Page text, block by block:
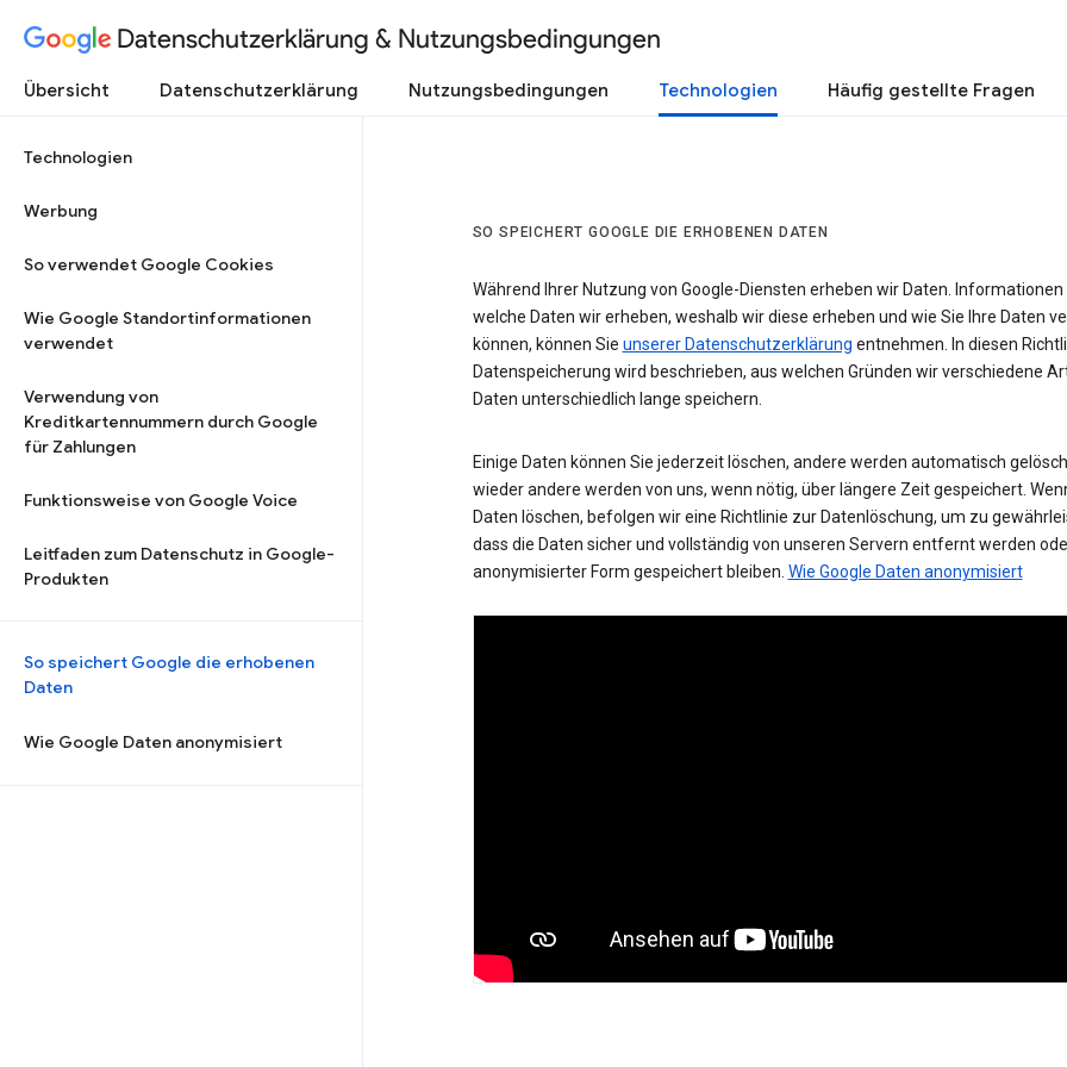
Datenschutzerklärung & Nutzungsbedingungen
Übersicht Datenschutzerklärung Nutzungsbedingungen Technologien Häufig gestellte Fragen
Technologien
Werbung
So verwendet Google Cookies
Wie Google Standortinformationen
verwendet
Verwendung von
Kreditkartennummern durch Google
für Zahlungen
Funktionsweise von Google Voice
Leitfaden zum Datenschutz in Google-
Produkten
So speichert Google die erhobenen
Daten
Wie Google Daten anonymisiert
SO SPEICHERT GOOGLE DIE ERHOBENEN DATEN
Während Ihrer Nutzung von Google-Diensten erheben wir Daten. Informationen
welche Daten wir erheben, weshalb wir diese erheben und wie Sie Ihre Daten
können, können Sie unserer Datenschutzerklärung entnehmen. In diesen
Datenspeicherung wird beschrieben, aus welchen Gründen wir verschiedene
Daten unterschiedlich lange speichern.
Einige Daten können Sie jederzeit löschen, andere werden automatisch
wieder andere werden von uns, wenn nötig, über längere Zeit gespeichert.
Daten löschen, befolgen wir eine Richtlinie zur Datenlöschung, um zu
dass die Daten sicher und vollständig von unseren Servern entfernt werden
anonymisierter Form gespeichert bleiben. Wie Google Daten anonymisiert